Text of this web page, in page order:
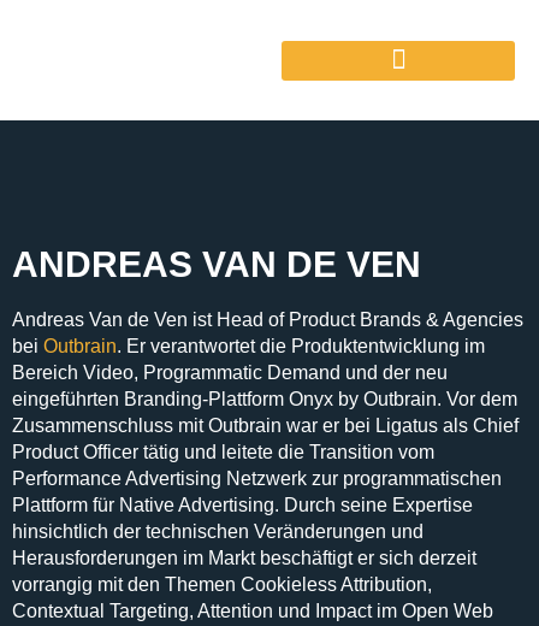
ANDREAS VAN DE VEN
Andreas Van de Ven ist Head of Product Brands & Agencies
bei Outbrain. Er verantwortet die Produktentwicklung im
Bereich Video, Programmatic Demand und der neu
eingeführten Branding-Plattform Onyx by Outbrain. Vor dem
Zusammenschluss mit Outbrain war er bei Ligatus als Chief
Product Officer tätig und leitete die Transition vom
Performance Advertising Netzwerk zur programmatischen
Plattform für Native Advertising. Durch seine Expertise
hinsichtlich der technischen Veränderungen und
Herausforderungen im Markt beschäftigt er sich derzeit
vorrangig mit den Themen Cookieless Attribution,
Contextual Targeting, Attention und Impact im Open Web